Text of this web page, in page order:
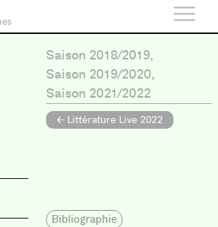
Saison 2018/2019,
Saison 2019/2020,
Saison 2021/2022
← Littérature Live 2022
Bibliographie